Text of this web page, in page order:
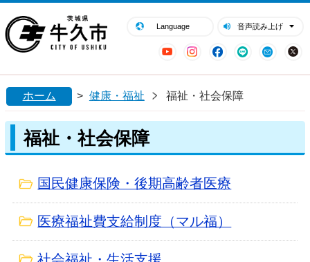
Language 音声読み上げ
YouTubeInstagram
Facebook
LINE Mail
閉じる
ホーム > 健康・福祉 福祉・社会保障
福祉・社会保障
国民健康保険・後期高齢者医療
医療福祉費支給制度（マル福）